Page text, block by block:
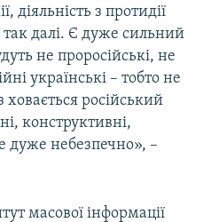
діяльність з протидії
далі. Є дуже сильний
не проросійські, не
українські – тобто не
ховається російський
конструктивні,
дуже небезпечно», –
масової інформації